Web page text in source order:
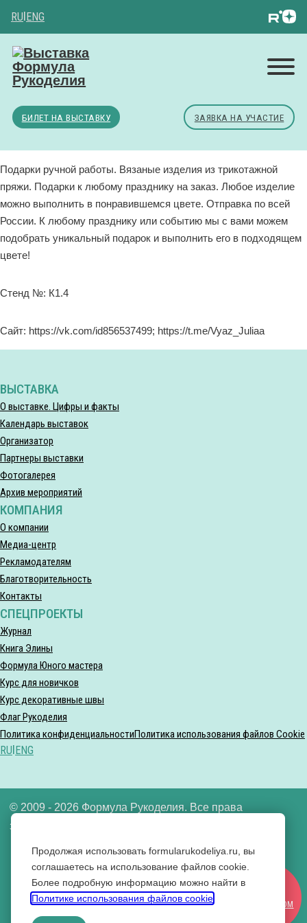
RU|ENG
БИЛЕТ НА ВЫСТАВКУ ЗАЯВКА НА УЧАСТИЕ
Подарки ручной работы. Вязаные изделия из трикотажной
пряжи. Подарки к любому празднику на заказ. Любое изделие
можно выполнить в понравившемся цвете. Отправка по всей
России. К любому празднику или событию мы с вами можем
подобрать уникальный подарок и выполнить его в подходящем
цвете!
Стенд №: К1.4
Сайт: https://vk.com/id856537499; https://t.me/Vyaz_Juliaa
ВЫСТАВКА
О выставке. Цифры и факты
Календарь выставок
Организатор
Партнеры выставки
Фотогалерея
Архив мероприятий
КОМПАНИЯ
О компании
Медиа-центр
Рекламодателям
Благотворительность
Контакты
СПЕЦПРОЕКТЫ
Журнал
Книга Элины
Формула Юного мастера
Курс для новичков
Курс декоративные швы
Флаг Рукоделия
УЧАСТНИКОМ
Политика конфиденциальностиПолитика использования файлов Cookie
RU ENG
© 2009 - 2026 Формула Рукоделия. Все права
защищены.
ООО «Формула рукоделия» ИНН 7721640592
Вконтакте
Одноклассники
Продолжая использовать formularukodeliya.ru, вы
соглашаетесь на использование файлов cookie.
Более подробную информацию можно найти в
Политике использования файлов cookie